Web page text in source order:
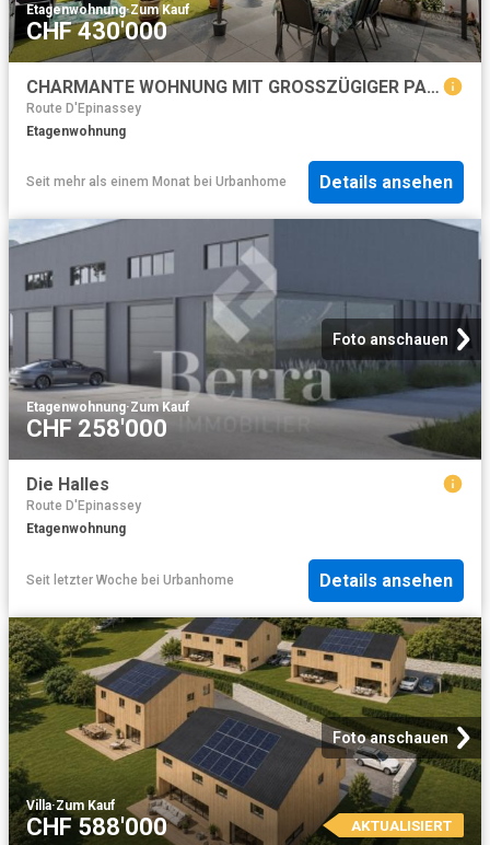
Etagenwohnung·Zum Kauf
CHF 430'000
CHARMANTE WOHNUNG MIT GROSSZÜGIGER PANORAMATERRASSE
Route D'Epinassey
Etagenwohnung
Seit mehr als einem Monat bei Urbanhome Details ansehen
Foto anschauen
Etagenwohnung·Zum Kauf
CHF 258'000
Die Halles
Route D'Epinassey
Etagenwohnung
Seit letzter Woche bei Urbanhome Details ansehen
Foto anschauen
Villa·Zum Kauf
CHF 588'000 AKTUALISIERT